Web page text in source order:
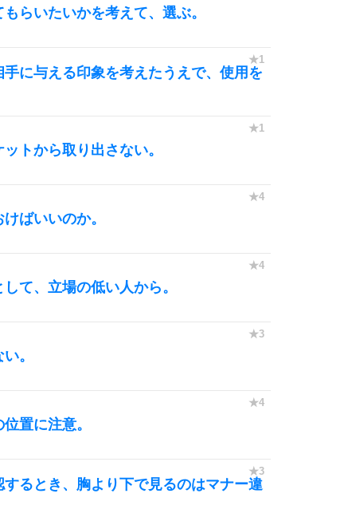
らいたいかを考えて、選ぶ。
に与える印象を考えたうえで、使用を
トから取り出さない。
ばいいのか。
て、立場の低い人から。
。
置に注意。
るとき、胸より下で見るのはマナー違